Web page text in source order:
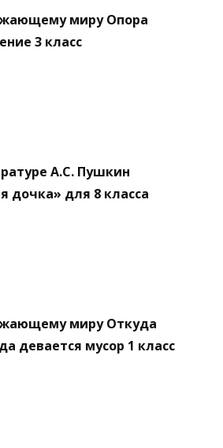
миру Опора
3 класс
А.С. Пушкин
дочка» для 8 класса
миру Откуда
девается мусор 1 класс